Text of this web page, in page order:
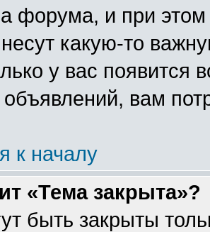
форума, и при
какую-то
у вас появится
объявлений, вам
к началу
«Тема закрыта»?
быть закрыты